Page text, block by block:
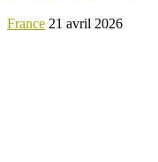
France 21 avril 2026